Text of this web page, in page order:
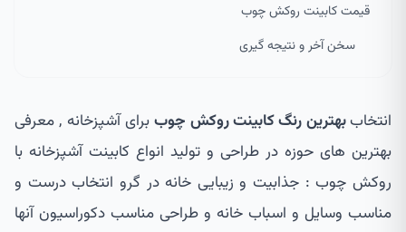
قیمت کابینت روکش چوب
سخن آخر و نتیجه گیری
انتخاببهترین رنگ کابینت روکش چوببرای آشپزخانه , معرفی
بهترین های حوزه در طراحی و تولید انواع کابینت آشپزخانه با
روکش چوب : جذابیت و زیبایی خانه در گرو انتخاب درست و
مناسب وسایل و اسباب خانه و طراحی مناسب دکوراسیون آنها